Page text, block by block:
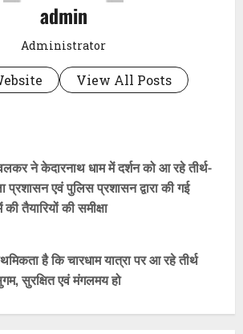
admin
Administrator
View All Posts
ने केदारनाथ धाम में दर्शन को आ रहे तीर्थ-
प्रशासन एवं पुलिस प्रशासन द्वारा की गई
तैयारियों की समीक्षा
है कि चारधाम यात्रा पर आ रहे तीर्थ
सुरक्षित एवं मंगलमय हो